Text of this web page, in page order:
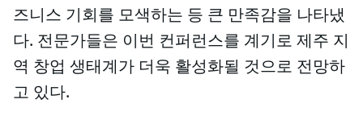
즈니스 기회를 모색하는 등 큰 만족감을 나타냈
다. 전문가들은 이번 컨퍼런스를 계기로 제주 지
역 창업 생태계가 더욱 활성화될 것으로 전망하
고 있다.